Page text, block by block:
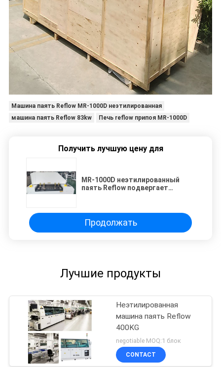
Машина паять Reflow MR-1000D неэтилированная
машина паять Reflow 83kw
Печь reflow припоя MR-1000D
Получить лучшую цену для
MR-1000D неэтилированный
паять Reflow подвергает
небольшую циркуляцию
Продолжать
Лучшие продукты
Неэтилированная
машина паять Reflow
400KG
negotiable MOQ:1 блок
CONTACT